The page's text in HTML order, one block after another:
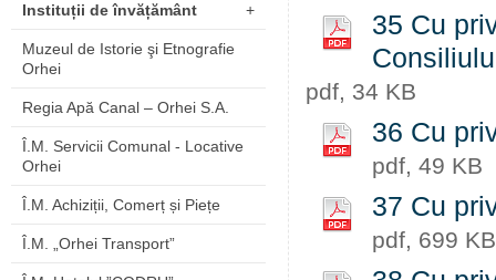
Instituții de învățământ +
Muzeul de Istorie şi Etnografie
Orhei
Regia Apă Canal – Orhei S.A.
Î.M. Servicii Comunal - Locative
Orhei
Î.M. Achiziții, Comerț și Piețe
Î.M. „Orhei Transport”
35 Cu
pdf, 34 KB
36 Cu
pdf, 49 KB
37 Cu
pdf, 699 KB